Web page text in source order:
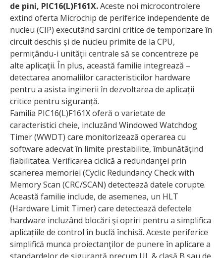
de pini, PIC16(L)F161X.Aceste noi microcontrolere
extind oferta Microchip de periferice independente de
nucleu (CIP) executând sarcini critice de temporizare în
circuit deschis și de nucleu primite de la CPU,
permițându-i unităţii centrale să se concentreze pe
alte aplicaţii. În plus, această familie integrează –
detectarea anomaliilor caracteristicilor hardware
pentru a asista inginerii în dezvoltarea de aplicații
critice pentru siguranță.
Familia PIC16(L)F161X oferă o varietate de
caracteristici cheie, incluzând Windowed Watchdog
Timer (WWDT) care monitorizează operarea cu
software adecvat în limite prestabilite, îmbunătățind
fiabilitatea. Verificarea ciclică a redundanţei prin
scanerea memoriei (Cyclic Redundancy Check with
Memory Scan (CRC/SCAN) detectează datele corupte.
Această familie include, de asemenea, un HLT
(Hardware Limit Timer) care detectează defectele
hardware incluzând blocări şi opriri pentru a simplifica
aplicațiile de control în buclă închisă. Aceste periferice
simplifică munca proiectanţilor de punere în aplicare a